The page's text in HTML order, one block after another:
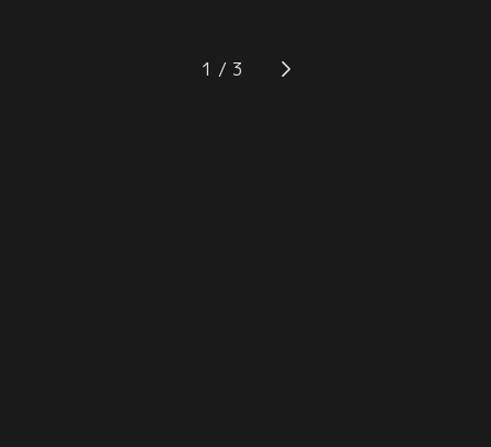
加するハメになる。だが、イベント
の一つのはずだったロールプレイン
ョーと共にボビーの家に集まる。ボ
ビーの提案で集合写真を撮ることに
1